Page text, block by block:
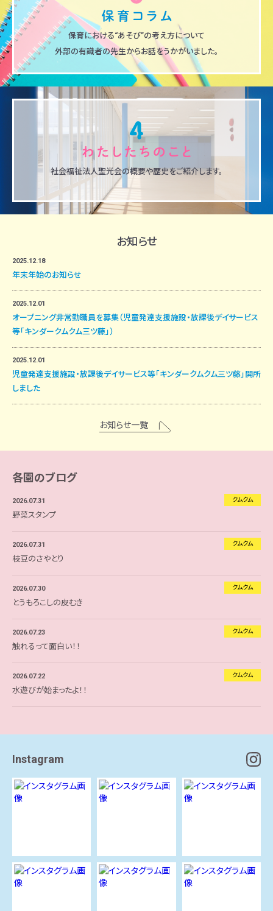
保育における“あそび”の考え方について
外部の有識者の先生からお話をうかがいました。
社会福祉法人聖光会の概要や歴史をご紹介します。
お知らせ
2025.12.18
年末年始のお知らせ
2025.12.01
オープニング非常勤職員を募集（児童発達支援施設・放課後デイサービス
等「キンダークムクム三ツ藤」）
2025.12.01
児童発達支援施設・放課後デイサービス等「キンダークムクム三ツ藤」開所
しました
お知らせ一覧
各園のブログ
2026.07.31 クムクム
野菜スタンプ
2026.07.31 クムクム
枝豆のさやとり
2026.07.30 クムクム
とうもろこしの皮むき
2026.07.23 クムクム
触れるって面白い！！
2026.07.22 クムクム
水遊びが始まったよ！！
Instagram